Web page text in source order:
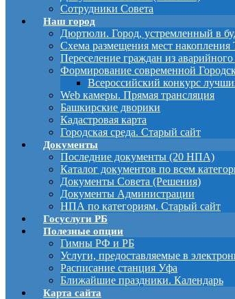
Сотрудники Совета
Наш город
Дюртюли. Город, устремленный в
Схема размещения мест
Переселение граждан из
Формирование современной
Всероссийский конкурс
Web камеры. Прямая трансляция
Башкирские дворики
Кадастровая карта
Городская среда. Старый сайт
Документы
Последние документы (20 НПА)
Каталог документов по всем
Документы Совета (Решения)
Документы Администрации
НПА по категориям. Старый сайт
Госуслуги РБ
Полезные опции
Гимны РФ и РБ
Услуги, предоставляемые в
Расписание станция Уфа
Ближайшие праздники. Календарь
Карта сайта